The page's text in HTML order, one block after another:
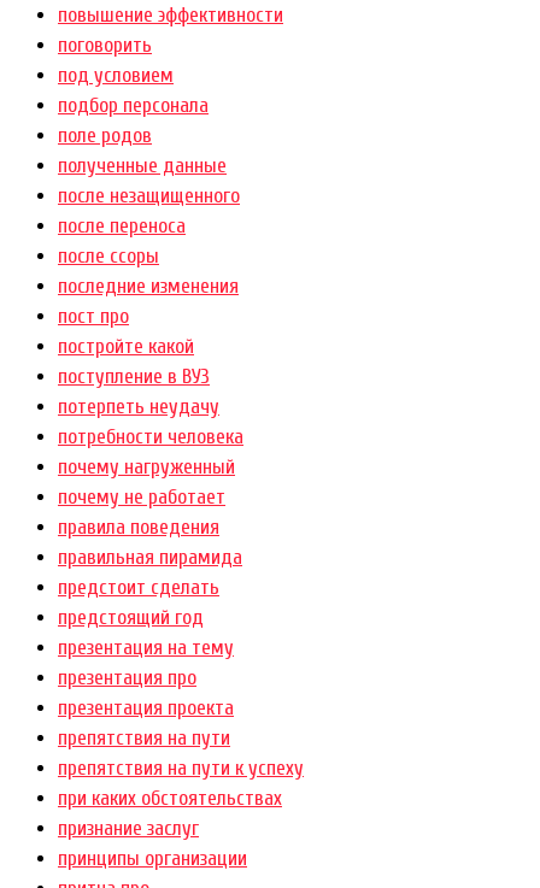
повышение эффективности
поговорить
под условием
подбор персонала
поле родов
полученные данные
после незащищенного
после переноса
после ссоры
последние изменения
пост про
постройте какой
поступление в ВУЗ
потерпеть неудачу
потребности человека
почему нагруженный
почему не работает
правила поведения
правильная пирамида
предстоит сделать
предстоящий год
презентация на тему
презентация про
презентация проекта
препятствия на пути
препятствия на пути к успеху
при каких обстоятельствах
признание заслуг
принципы организации